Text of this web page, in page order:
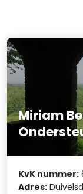
Miriam
KvK nummer:
Adres: